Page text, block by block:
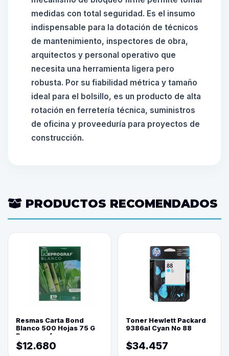
medidas con total seguridad. Es el insumo
indispensable para la dotación de técnicos
de mantenimiento, inspectores de obra,
arquitectos y personal operativo que
necesita una herramienta ligera pero
robusta. Por su fiabilidad métrica y tamaño
ideal para el bolsillo, es un producto de alta
rotación en ferretería técnica, suministros
de oficina y proveeduría para proyectos de
construcción.
PRODUCTOS RECOMENDADOS
Resmas Carta Bond
Blanco 500 Hojas 75 G
Reprograf.
$12.680
Toner Hewlett Packard
9386al Cyan No 88
$34.457